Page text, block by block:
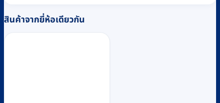
สินค้าจากยี่ห้อเดียวกัน